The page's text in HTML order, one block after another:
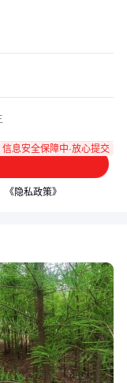
信息安全保障中·放心提交
《隐私政策》